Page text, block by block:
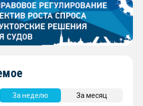
За неделю За месяц